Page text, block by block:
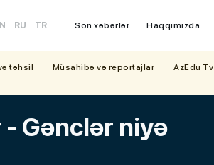
RU TR Son xəbərlər Haqqımızda
təhsil Müsahibə və reportajlar AzEdu Tv
Gənclər niyə